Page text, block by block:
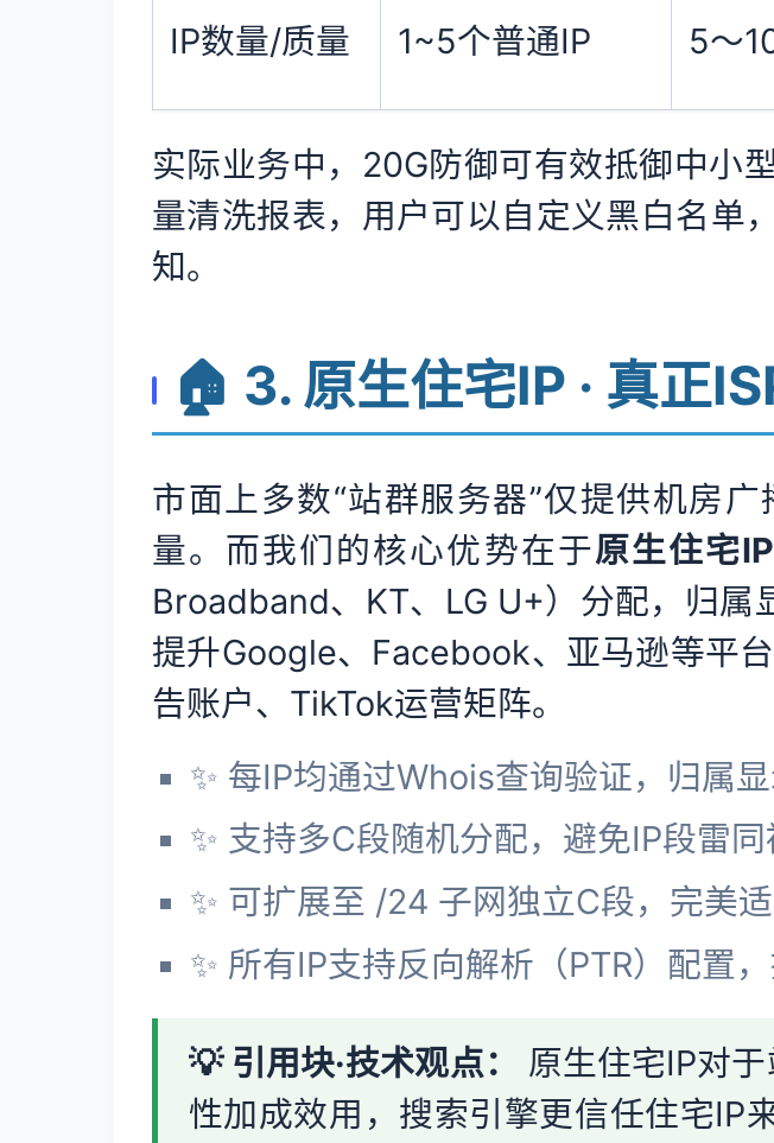
IP数量/质量 1~5个普通IP 5～
实际业务中，20G防御可有效抵御中小
量清洗报表，用户可以自定义黑白名单
知。
🏠 3. 原生住宅IP · 真正
市面上多数“站群服务器”仅提供机房
量。而我们的核心优势在于原生住宅IP
Broadband、KT、LG U+）分配，归属
提升Google、Facebook、亚马逊等平
告账户、TikTok运营矩阵。
✨ 每IP均通过Whois查询验证，归属
✨ 支持多C段随机分配，避免IP段雷
✨ 可扩展至 /24 子网独立C段，完美
✨ 所有IP支持反向解析（PTR）配置
💡 引用块·技术观点：
原生住宅IP对
性加成效用，搜索引擎更信任住宅IP